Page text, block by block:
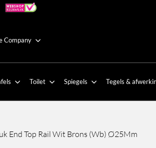
Company
Toilet Spiegels Tegels &
End Top Rail Wit Brons (Wb) Ø25Mm